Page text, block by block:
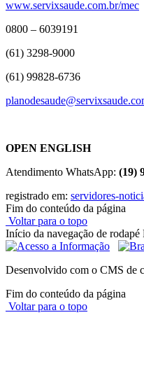
www.servixsaude.com.br/mec
0800 – 6039191
(61) 3298-9000
(61) 99828-6736
OPEN ENGLISH
Atendimento WhatsApp: (19)
registrado em: servidores-
Fim do conteúdo da página
Voltar para o topo
Início da navegação de rodapé
Desenvolvido com o CMS de
Fim do conteúdo da página
Voltar para o topo